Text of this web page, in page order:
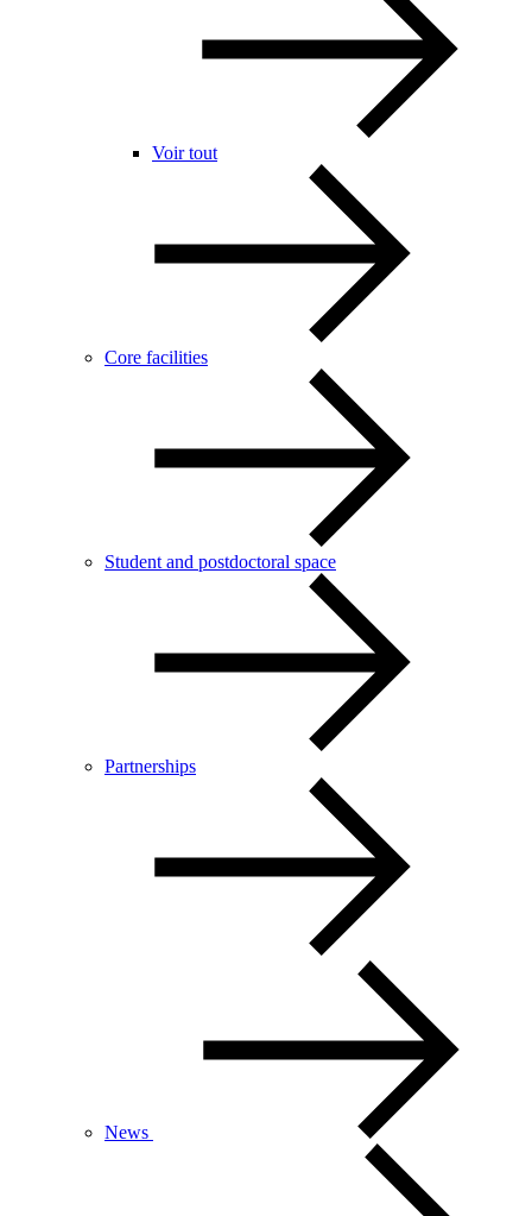
Voir tout
Core facilities
Student and postdoctoral space
Partnerships
News